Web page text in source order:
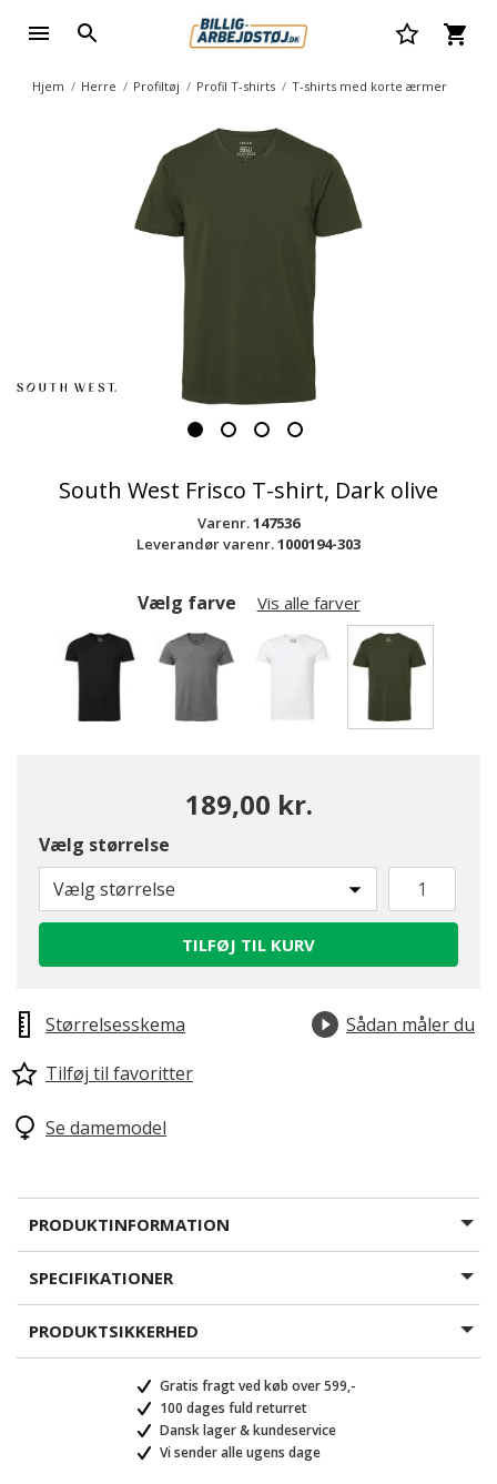
Hjem Herre Profiltøj Profil T-shirts T-shirts med korte ærmer
South West Frisco T-shirt, Dark olive
Varenr.147536
Leverandør varenr.1000194-303
Vælg farve Vis alle farver
189,00 kr.
Vælg størrelse
Vælg størrelse
TILFØJ TIL KURV
Størrelsesskema
Sådan måler du
Tilføj til favoritter
Se damemodel
PRODUKTINFORMATION
SPECIFIKATIONER
PRODUKTSIKKERHED
Gratis fragt ved køb over 599,-
100 dages fuld returret
Dansk lager & kundeservice
Vi sender alle ugens dage